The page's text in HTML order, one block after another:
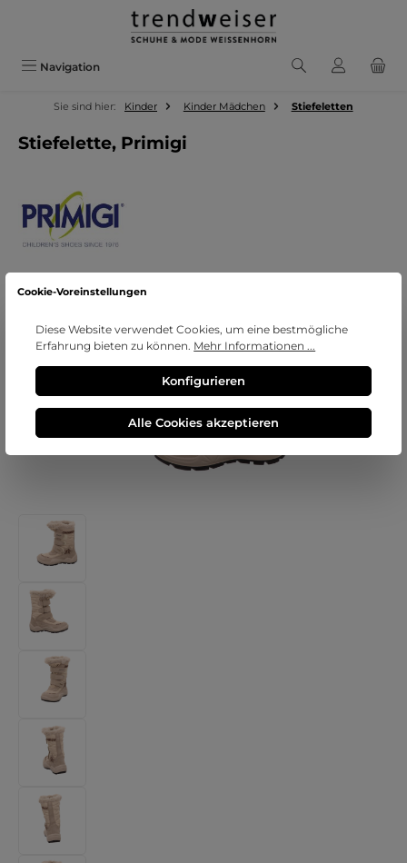
Zum Hauptinhalt springen
Navigation
Sie sind hier: Kinder Kinder Mädchen Stiefeletten
Stiefelette, Primigi
Cookie-Voreinstellungen
Diese Website verwendet Cookies, um eine bestmögliche
Erfahrung bieten zu können. Mehr Informationen ...
Konfigurieren
Alle Cookies akzeptieren